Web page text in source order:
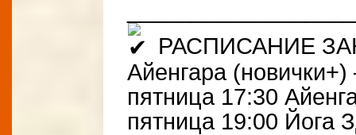
РАСПИСАНИЕ
Айенгара
пятница 17:30
пятница 19:00 Йога